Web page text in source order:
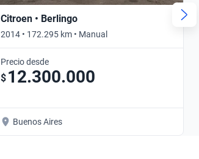
Citroen • Berlingo
2014 • 172.295 km • Manual
Precio desde
$ 12.300.000
Buenos Aires